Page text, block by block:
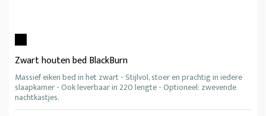
Zwart houten bed BlackBurn
Massief eiken bed in het zwart - Stijlvol, stoer en prachtig in iedere
slaapkamer - Ook leverbaar in 220 lengte - Optioneel: zwevende
nachtkastjes.